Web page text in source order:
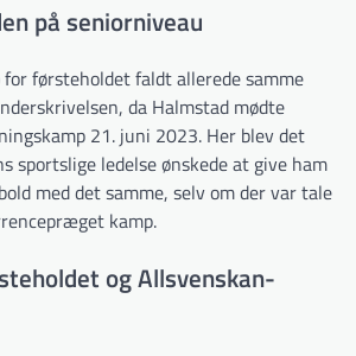
på seniorniveau
førsteholdet faldt allerede samme
da Halmstad mødte
21. juni 2023. Her blev det
sportslige ledelse ønskede at give ham
med det samme, selv om der var tale
kamp.
og Allsvenskan-